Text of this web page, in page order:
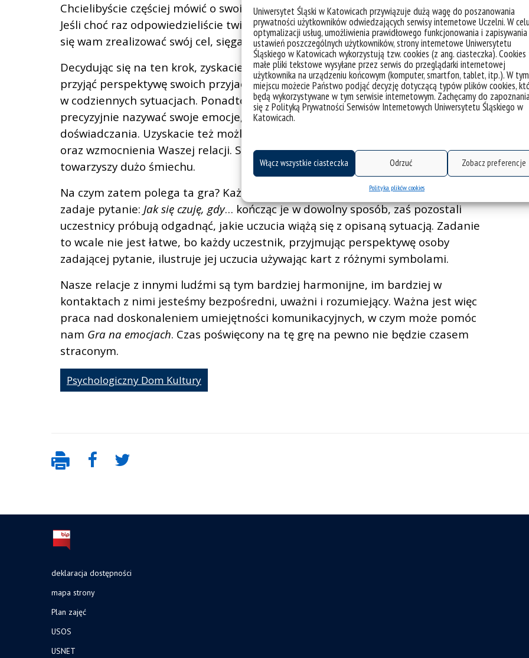
Uniwersytet Śląski w Katowicach przywiązuje dużą wagę do poszanowania
prywatności użytkowników odwiedzających serwisy internetowe Uczelni. W
optymalizacji usług, umożliwienia prawidłowego funkcjonowania i zapisywania
ustawień poszczególnych użytkowników, strony internetowe Uniwersytetu
Śląskiego w Katowicach wykorzystują tzw. cookies (z ang. ciasteczka).
małe pliki tekstowe wysyłane przez serwis do przeglądarki internetowej
użytkownika na urządzeniu końcowym (komputer, smartfon, tablet, itp.). W tym
miejscu możecie Państwo podjąć decyzję dotyczącą typów plików cookies,
będą wykorzystywane w tym serwisie internetowym. Zachęcamy do
się z Polityką Prywatności Serwisów Internetowych Uniwersytetu Śląskiego w
Katowicach.
Włącz wszystkie ciasteczka Odrzuć Zobacz preferencje
Polityka plików cookies
Chcielibyście częściej mówić o swoich emocjach, ale nie wiecie, jak to zrobić?
Jeśli choć raz odpowiedzieliście twierdząco na powyższe pytania, być może uda
się wam zrealizować swój cel, sięgając poGrę na emocjach.
Decydując się na ten krok, zyskacie szansę na, by sprawdzić, czy potraficie
przyjąć perspektywę swoich przyjaciół i zrozumieć, jakie emocje towarzyszą im
w codziennych sytuacjach. Ponadto
Gra na emocjachpozwoli Wam nie tylko
precyzyjnie nazywać swoje emocje, ale również określać okoliczności ich
doświadczania. Uzyskacie też możliwość lepszego poznania swoich przyjaciół
oraz wzmocnienia Waszej relacji. Samym rozgrywkom towarzyszy zaś zwykle
towarzyszy dużo śmiechu.
Na czym zatem polega ta gra? Każdorazowo osoba rozpoczynająca rundę
zadaje pytanie: Jak się czuję, gdy… kończąc je w dowolny sposób, zaś pozostali
uczestnicy próbują odgadnąć, jakie uczucia wiążą się z opisaną sytuacją. Zadanie
to wcale nie jest łatwe, bo każdy uczestnik, przyjmując perspektywę osoby
zadającej pytanie, ilustruje jej uczucia używając kart z różnymi symbolami.
Nasze relacje z innymi ludźmi są tym bardziej harmonijne, im bardziej w
kontaktach z nimi jesteśmy bezpośredni, uważni i rozumiejący. Ważna jest więc
praca nad doskonaleniem umiejętności komunikacyjnych, w czym może pomóc
nam Gra na emocjach. Czas poświęcony na tę grę na pewno nie będzie czasem
straconym.
Psychologiczny Dom Kultury
deklaracja dostępności
mapa strony
Plan zajęć
USOS
USNET